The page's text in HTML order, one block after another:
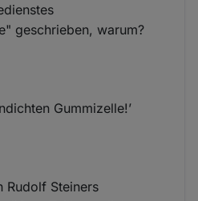
geschrieben, warum?
Gummizelle!’
Rudolf Steiners